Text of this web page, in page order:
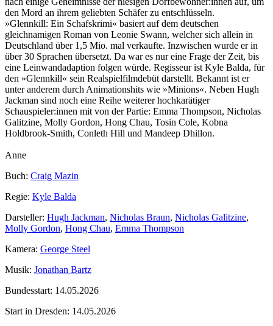
den Mord an ihrem geliebten Schäfer zu entschlüsseln.
»Glennkill: Ein Schafskrimi« basiert auf dem deutschen
gleichnamigen Roman von Leonie Swann, welcher sich allein in
Deutschland über 1,5 Mio. mal verkaufte. Inzwischen wurde er in
über 30 Sprachen übersetzt. Da war es nur eine Frage der Zeit, bis
eine Leinwandadaption folgen würde. Regisseur ist Kyle Balda, für
den »Glennkill« sein Realspielfilmdebüt darstellt. Bekannt ist er
unter anderem durch Animationshits wie »Minions«. Neben Hugh
Jackman sind noch eine Reihe weiterer hochkarätiger
Schauspieler:innen mit von der Partie: Emma Thompson, Nicholas
Galitzine, Molly Gordon, Hong Chau, Tosin Cole, Kobna
Holdbrook‑Smith, Conleth Hill und Mandeep Dhillon.
Anne
Buch: Craig Mazin
Regie: Kyle Balda
Darsteller: Hugh Jackman, Nicholas Braun, Nicholas Galitzine,
Molly Gordon, Hong Chau, Emma Thompson
Kamera: George Steel
Musik: Jonathan Bartz
Bundesstart: 14.05.2026
Start in Dresden: 14.05.2026